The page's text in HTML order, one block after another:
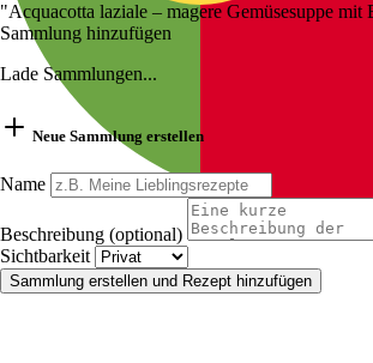
"Acquacotta laziale – magere Gemüsesuppe
Sammlung hinzufügen
Lade Sammlungen...
Neue Sammlung erstellen
Name
Beschreibung (optional)
Sichtbarkeit
Sammlung erstellen und Rezept hinzufügen